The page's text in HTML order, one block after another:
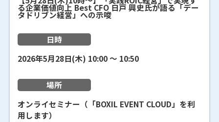
る企業価値向上 Best CFO 日戸 興史氏が語る「デー
タドリブン経営」への示唆
日時
2026年5月28日(木) 10:00 〜 10:50
場所
オンライセミナー（「BOXIL EVENT CLOUD」を利
用します）